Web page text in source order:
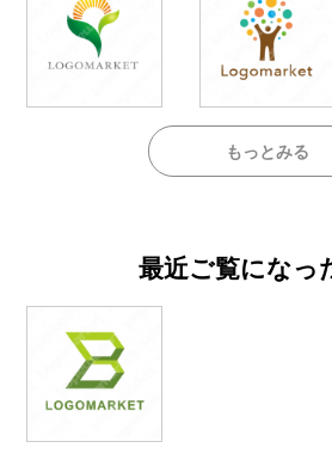
もっとみる
最近ご覧になっ